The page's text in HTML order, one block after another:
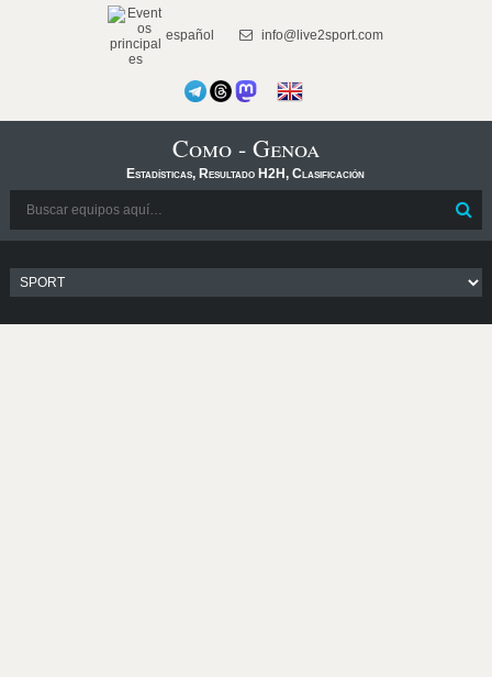
español info@live2sport.com
Como - Genoa
Estadísticas, Resultado H2H, Clasificación